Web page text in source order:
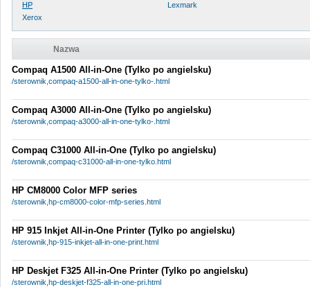
HP
Lexmark
Xerox
Nazwa
Compaq A1500 All-in-One (Tylko po angielsku)
/sterownik,compaq-a1500-all-in-one-tylko-.html
Compaq A3000 All-in-One (Tylko po angielsku)
/sterownik,compaq-a3000-all-in-one-tylko-.html
Compaq C31000 All-in-One (Tylko po angielsku)
/sterownik,compaq-c31000-all-in-one-tylko.html
HP CM8000 Color MFP series
/sterownik,hp-cm8000-color-mfp-series.html
HP 915 Inkjet All-in-One Printer (Tylko po angielsku)
/sterownik,hp-915-inkjet-all-in-one-print.html
HP Deskjet F325 All-in-One Printer (Tylko po angielsku)
/sterownik,hp-deskjet-f325-all-in-one-pri.html